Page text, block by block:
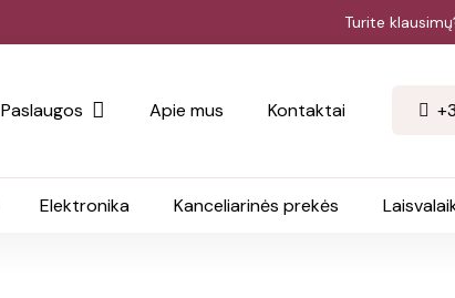
Turite
Paslaugos Apie mus Kontaktai
Elektronika Kanceliarinės prekės